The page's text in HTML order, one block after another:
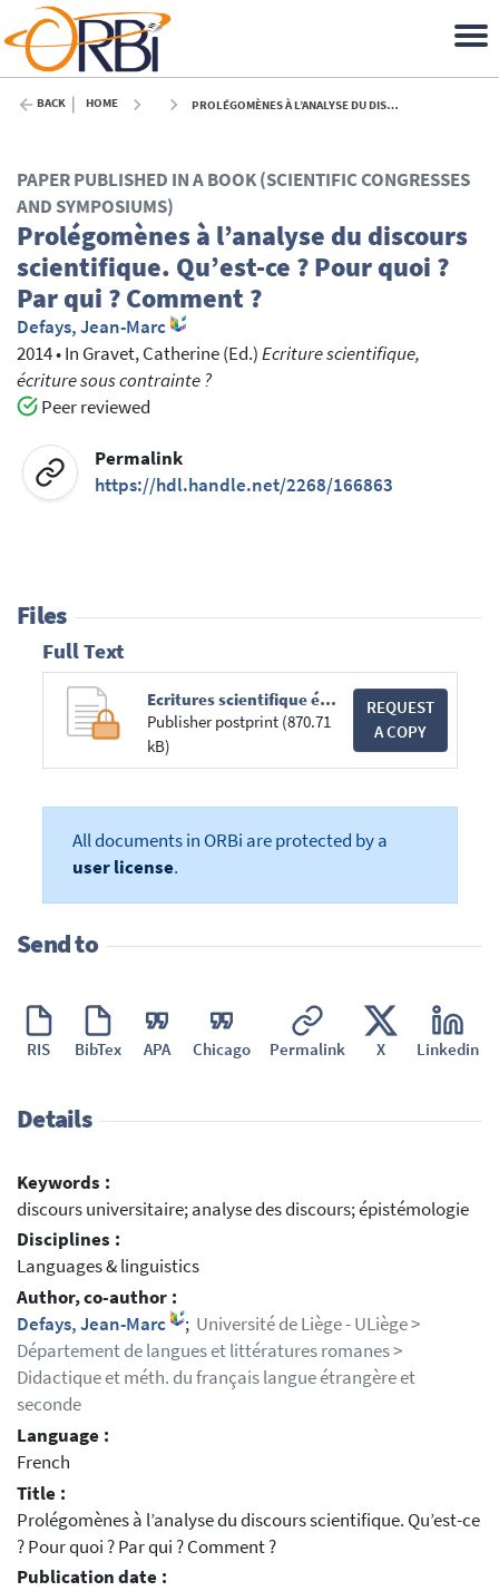
BACK HOME PROLÉGOMÈNES À L’ANALYSE DU DISCOURS SCIENTIFIQUE. QU’EST-CE ? POUR QUOI ? PAR QUI ? COMMENT ? - 2014
PAPER PUBLISHED IN A BOOK (SCIENTIFIC CONGRESSES
AND SYMPOSIUMS)
Prolégomènes à l’analyse du discours
scientifique. Qu’est-ce ? Pour quoi ?
Par qui ? Comment ?
Defays, Jean-Marc
2014•In Gravet, Catherine(Ed.)Ecriture scientifique,
écriture sous contrainte ?
Peer reviewed
Permalink
https://hdl.handle.net/2268/166863
Files
Full Text
Ecritures scientifique écriture sous contraintes - JM Defays079.pdf
Publisher postprint (870.71
kB)
REQUEST
A COPY
All documents in ORBi are protected by a
user license.
Send to
RIS BibTex APA Chicago Permalink X Linkedin
Details
Keywords :
discours universitaire; analyse des discours; épistémologie
Disciplines :
Languages & linguistics
Author, co-author :
Defays, Jean-Marc
; Université de Liège - ULiège >
Département de langues et littératures romanes >
Didactique et méth. du français langue étrangère et
seconde
Language :
French
Title :
Prolégomènes à l’analyse du discours scientifique. Qu’est-ce
? Pour quoi ? Par qui ? Comment ?
Publication date :